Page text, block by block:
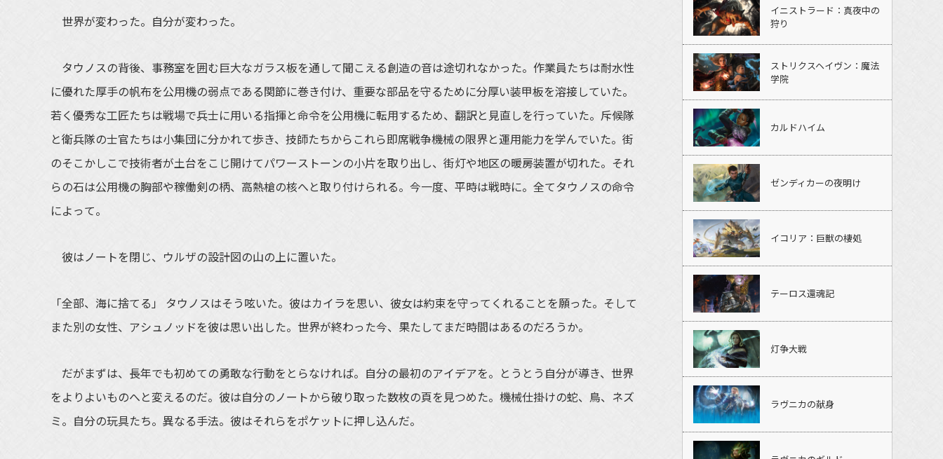
世界が変わった。自分が変わった。
タウノスの背後、事務室を囲む巨大なガラス板を通して聞こえる創造の音は途切れなかった。作業員たちは耐水性
に優れた厚手の帆布を公用機の弱点である関節に巻き付け、重要な部品を守るために分厚い装甲板を溶接していた。
若く優秀な工匠たちは戦場で兵士に用いる指揮と命令を公用機に転用するため、翻訳と見直しを行っていた。斥候隊
と衛兵隊の士官たちは小集団に分かれて歩き、技師たちからこれら即席戦争機械の限界と運用能力を学んでいた。街
のそこかしこで技術者が土台をこじ開けてパワーストーンの小片を取り出し、街灯や地区の暖房装置が切れた。それ
らの石は公用機の胸部や稼働剣の柄、高熱槍の核へと取り付けられる。今一度、平時は戦時に。全てタウノスの命令
によって。
彼はノートを閉じ、ウルザの設計図の山の上に置いた。
「全部、海に捨てる」 タウノスはそう呟いた。彼はカイラを思い、彼女は約束を守ってくれることを願った。そして
また別の女性、アシュノッドを彼は思い出した。世界が終わった今、果たしてまだ時間はあるのだろうか。
だがまずは、長年でも初めての勇敢な行動をとらなければ。自分の最初のアイデアを。とうとう自分が導き、世界
をよりよいものへと変えるのだ。彼は自分のノートから破り取った数枚の頁を見つめた。機械仕掛けの蛇、鳥、ネズ
ミ。自分の玩具たち。異なる手法。彼はそれらをポケットに押し込んだ。
イニストラード：真夜中の
狩り
ストリクスヘイヴン：魔法
学院
カルドハイム
ゼンディカーの夜明け
イコリア：巨獣の棲処
テーロス還魂記
灯争大戦
ラヴニカの献身